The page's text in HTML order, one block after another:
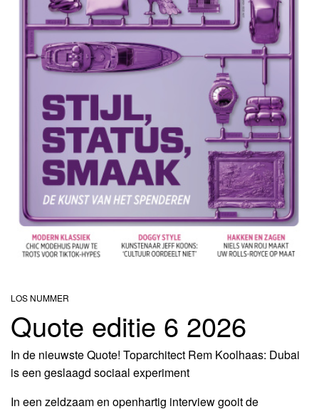
LOS NUMMER
Quote editie 6 2026
In de nieuwste Quote! Toparchitect Rem Koolhaas: Dubai
is een geslaagd sociaal experiment
In een zeldzaam en openhartig interview gooit de